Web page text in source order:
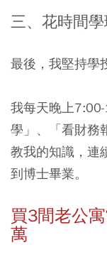
三、花時間
最後，我堅持學
我每天晚上
學」、「看財務
教我的知識，連
到博士畢業。
買3間老公
萬